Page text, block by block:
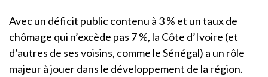
Avec un déficit public contenu à 3 % et un taux de
chômage qui n’excède pas 7 %, la Côte d’Ivoire (et
d’autres de ses voisins, comme le Sénégal) a un rôle
majeur à jouer dans le développement de la région.